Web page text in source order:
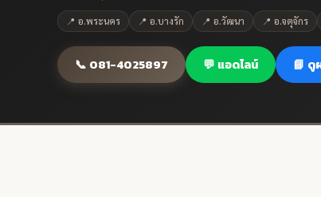
📍 อ.พระนคร 📍 อ.บางรัก 📍 อ.วัฒนา 📍 อ.จตุจักร
📞 081-4025897 💬 แอดไลน์ 📘 ดู